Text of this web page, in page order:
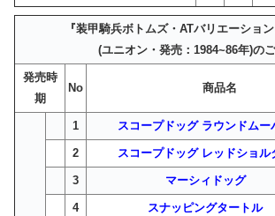
『装甲騎兵ボトムズ・ATバリエーション
(ユニオン・発売：1984~86年)の
発売時
期
No 商品名
1 スコープドッグ ラウンドムー
2 スコープドッグ レッドショル
3 マーシィドッグ
4 スナッピングタートル